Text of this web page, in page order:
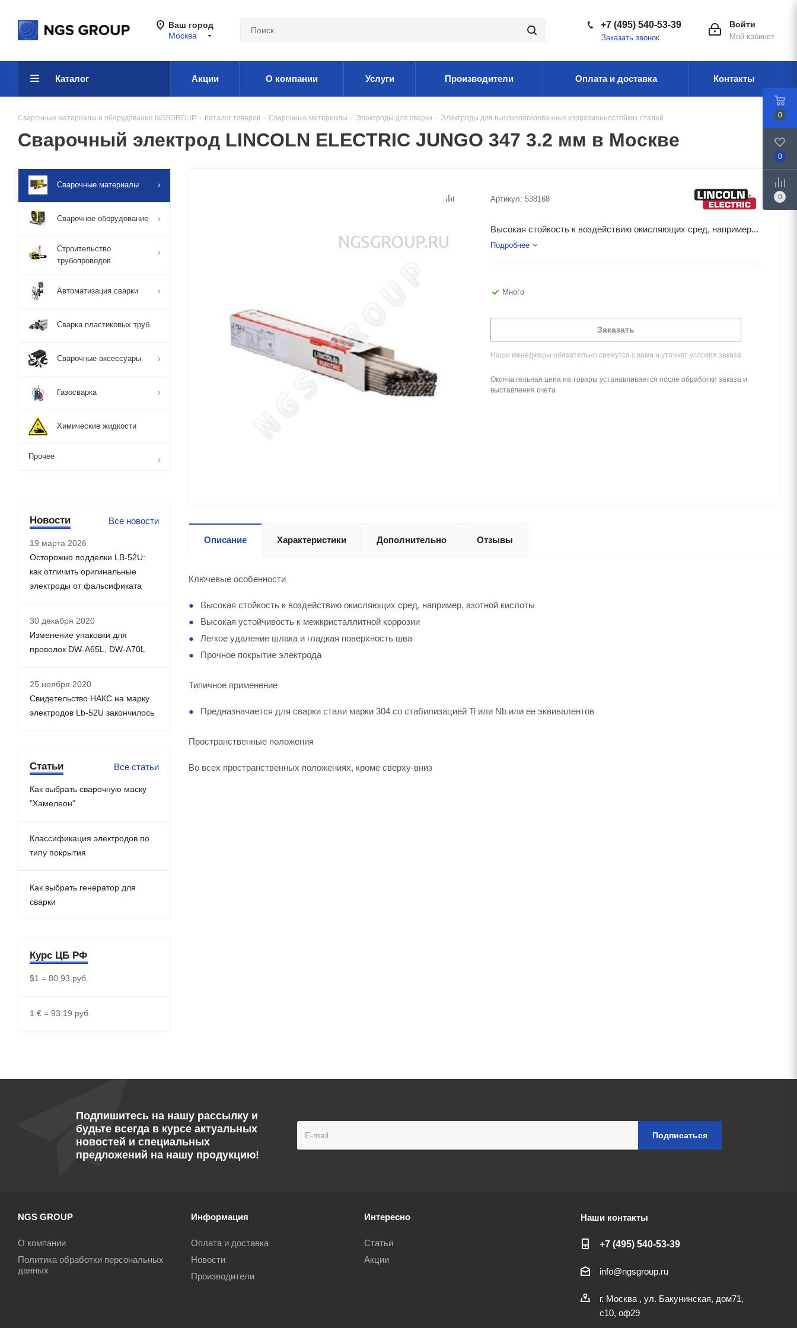
Ваш город
Москва
Войти
Мой кабинет
+7 (495) 540-53-39
Заказать звонок
Каталог Акции О компании Услуги Производители Оплата и доставка Контакты
Сварочные материалы и оборудование NGSGROUP - Каталог товаров - Сварочные материалы - Электроды для сварки - Электроды для высоколегированных коррозионностойких сталей
Сварочный электрод LINCOLN ELECTRIC JUNGO 347 3.2 мм в Москве
Артикул: 538168
Высокая стойкость к воздействию окисляющих сред, например...
Подробнее
Много
Заказать
Наши менеджеры обязательно свяжутся с вами и уточнят условия заказа
Окончательная цена на товары устанавливается после обработки заказа и
выставления счета
Описание Характеристики Дополнительно Отзывы
Ключевые особенности
Высокая стойкость к воздействию окисляющих сред, например, азотной кислоты
Высокая устойчивость к межкристаллитной коррозии
Легкое удаление шлака и гладкая поверхность шва
Прочное покрытие электрода
Типичное применение
Предназначается для сварки стали марки 304 со стабилизацией Ti или Nb или ее эквивалентов
Пространственные положения
Во всех пространственных положениях, кроме сверху-вниз
Сварочные материалы
Сварочное оборудование
Строительство
трубопроводов
Автоматизация сварки
Сварка пластиковых труб
Сварочные аксессуары
Газосварка
Химические жидкости
Прочее
Новости Все новости
19 марта 2026
Осторожно подделки LB-52U:
как отличить оригинальные
электроды от фальсификата
30 декабря 2020
Изменение упаковки для
проволок DW-A65L, DW-A70L
25 ноября 2020
Свидетельство НАКС на марку
электродов Lb-52U закончилось
Статьи Все статьи
Как выбрать сварочную маску
"Хамелеон"
Классификация электродов по
типу покрытия
Как выбрать генератор для
сварки
Курс ЦБ РФ
$1 = 80,93 руб.
1 € = 93,19 руб.
Подпишитесь на нашу рассылку и
будьте всегда в курсе актуальных
новостей и специальных
предложений на нашу продукцию!
NGS GROUP
О компании
Политика обработки персональных
данных
Информация
Оплата и доставка
Новости
Производители
Интересно
Статьи
Акции
Наши контакты
+7 (495) 540-53-39
info@ngsgroup.ru
г. Москва , ул. Бакунинская, дом71,
с10, оф29
0
0
0